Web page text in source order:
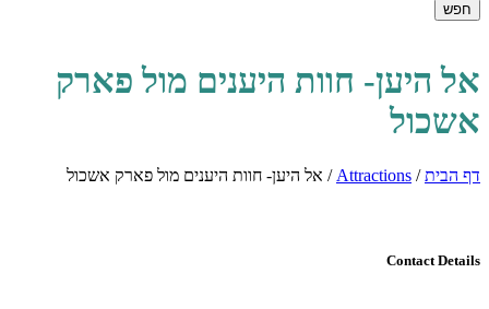
חפש
אל היען- חוות היענים מול פארק
אשכול
דף הבית/
Attractions
/ אל היען- חוות היענים מול פארק אשכול
Contact Details